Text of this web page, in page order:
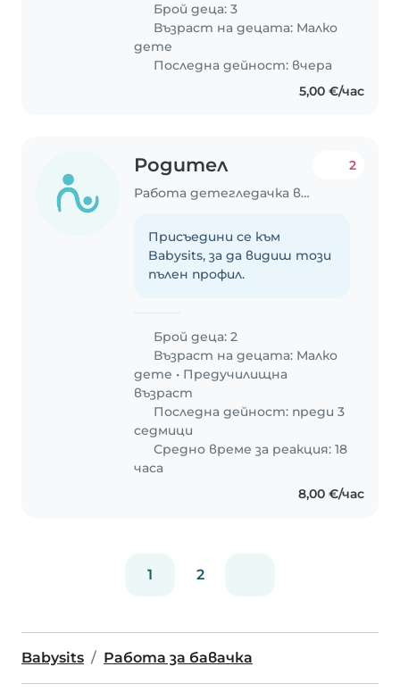
Брой деца: 3
Възраст на децата: Малко
дете
Последна дейност: вчера
5,00 €/час
Родител
Работа детегледачка в Несебър
2
Присъедини се към
Babysits, за да видиш този
пълен профил.
Брой деца: 2
Възраст на децата: Малко
дете • Предучилищна
възраст
Последна дейност: преди 3
седмици
Средно време за реакция: 18
часа
8,00 €/час
1 2
Babysits Работа за бавачка